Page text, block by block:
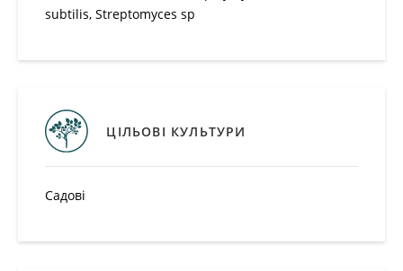
Streptomyces sp
ЦІЛЬОВІ КУЛЬТУРИ
Садові